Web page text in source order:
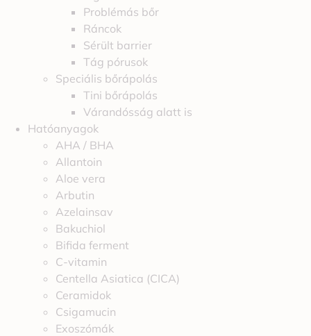
Problémás bőr
Ráncok
Sérült barrier
Tág pórusok
Speciális bőrápolás
Tini bőrápolás
Várandósság alatt is
Hatóanyagok
AHA / BHA
Allantoin
Aloe vera
Arbutin
Azelainsav
Bakuchiol
Bifida ferment
C-vitamin
Centella Asiatica (CICA)
Ceramidok
Csigamucin
Exoszómák